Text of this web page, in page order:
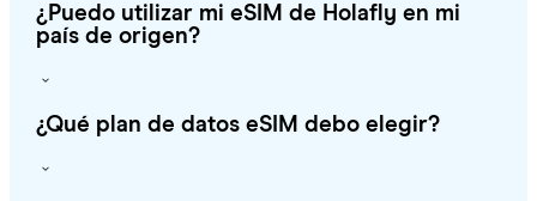
¿Puedo utilizar mi eSIM de Holafly en mi
país de origen?
¿Qué plan de datos eSIM debo elegir?